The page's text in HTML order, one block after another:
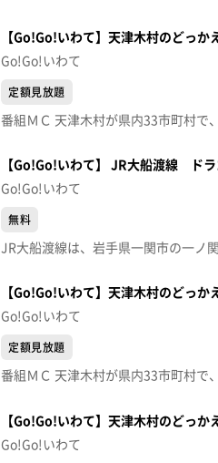
【Go!Go!いわて】天津木村のどっ
Go!Go!いわて
定額見放題
【Go!Go!いわて】 JR大船渡線 ド
Go!Go!いわて
無料
【Go!Go!いわて】天津木村のどっ
Go!Go!いわて
定額見放題
【Go!Go!いわて】天津木村のどっ
Go!Go!いわて